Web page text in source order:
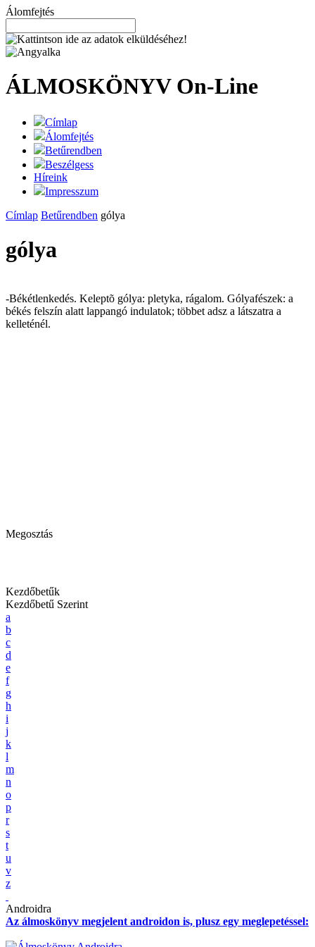
Álomfejtés
ÁLMOSKÖNYV On-Line
Címlap
Álomfejtés
Betűrendben
Beszélgess
Híreink
Impresszum
Címlap Betűrendben gólya
gólya
-Békétlenkedés. Keleptõ gólya: pletyka, rágalom. Gólyafészek: a
békés felszín alatt lappangó indulatok; többet adsz a látszatra a
kelleténél.
Megosztás
Kezdőbetűk
Kezdőbetű Szerint
a
b
c
d
e
f
g
h
i
j
k
l
m
n
o
p
r
s
t
u
v
z
Androidra
Az álmoskönyv megjelent androidon is, plusz egy meglepetéssel: